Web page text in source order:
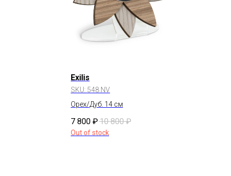
Exilis
SKU: 548 NV
Орех/Дуб. 14 см
7 800 ₽ 10 800 ₽
Out of stock